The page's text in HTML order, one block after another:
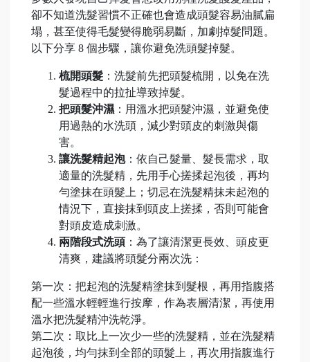
卻不知道洗髮習慣不正確也會造成頭髮容易油膩扁
塌，甚至使得毛髮變得脆弱易斷，加劇掉髮問題。
以下分享 8 個步驟，讓你避免洗頭髮掉髮。
梳開頭髮 ：洗髮前先把頭髮梳開，以免在洗
髮過程中的拉扯導致掉髮。
把頭髮沖濕：用溫水把頭髮沖濕，並避免使
用過熱的水洗頭，減少對頭皮的刺激與傷
害。
讓洗髮精起泡：依自己髮量、髮長需求，取
適量的洗髮精，先用手心搓揉起泡後，再均
勻塗抹在頭髮上；切忌在洗髮精抹未起泡的
情況下，直接抹到頭皮上搓揉，否則可能會
對頭皮造成刺激。
兩階段式洗頭 ：為了讓清潔更長效、頭皮更
清爽，建議將頭髮分兩次洗：
第一次：把起泡的洗髮精塗抹到髮根，再用指腹搭
配一些溫水輕輕進行按摩，作為表層清潔，再使用
溫水把洗髮精沖洗乾淨。
第二次：取比上一次少一些的洗髮精，並在洗髮精
起泡後，均勻抹到全部的頭髮上，再次用指腹進行